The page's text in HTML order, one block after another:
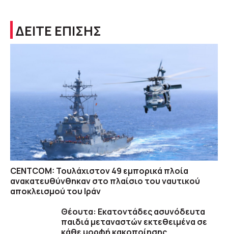
ΔΕΙΤΕ ΕΠΙΣΗΣ
CENTCOM: Τουλάχιστον 49 εμπορικά πλοία
ανακατευθύνθηκαν στο πλαίσιο του ναυτικού
αποκλεισμού του Ιράν
Θέουτα: Εκατοντάδες ασυνόδευτα
παιδιά μεταναστών εκτεθειμένα σε